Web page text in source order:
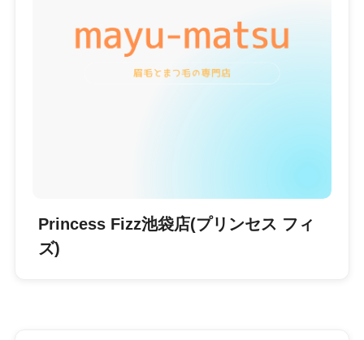
Princess Fizz池袋店(プリンセス フィ
ズ)